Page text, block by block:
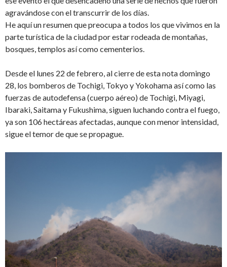
agravándose con el transcurrir de los días.
He aquí un resumen que preocupa a todos los que vivimos en la
parte turística de la ciudad por estar rodeada de montañas,
bosques, templos así como cementerios.
Desde el lunes 22 de febrero, al cierre de esta nota domingo
28, los bomberos de Tochigi, Tokyo y Yokohama así como las
fuerzas de autodefensa (cuerpo aéreo) de Tochigi, Miyagi,
Ibaraki, Saitama y Fukushima, siguen luchando contra el fuego,
ya son 106 hectáreas afectadas, aunque con menor intensidad,
sigue el temor de que se propague.